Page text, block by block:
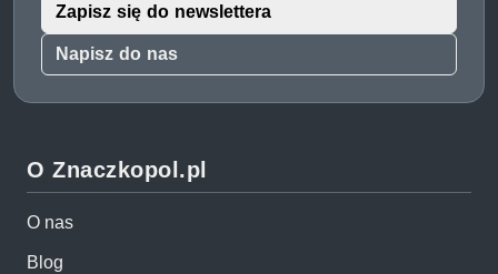
Napisz do nas
Zapisz się do newslettera
O Znaczkopol.pl
O nas
Blog